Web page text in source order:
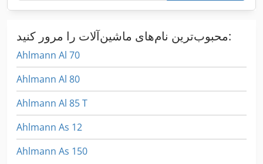
محبوب‌ترین نام‌های ماشین‌آلات را مرور کنید:
Ahlmann Al 70
Ahlmann Al 80
Ahlmann Al 85 T
Ahlmann As 12
Ahlmann As 150